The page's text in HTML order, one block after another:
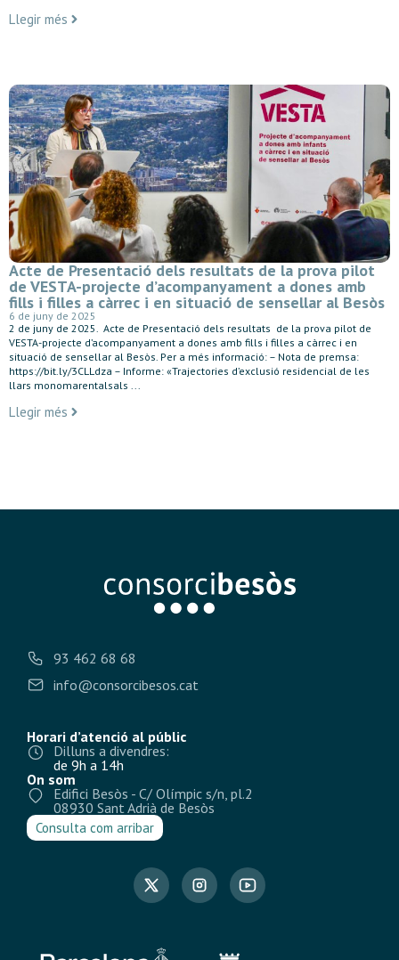
Llegir més
Acte de Presentació dels resultats de la prova pilot
de VESTA-projecte d’acompanyament a dones amb
fills i filles a càrrec i en situació de sensellar al Besòs
6 de juny de 2025
2 de juny de 2025. Acte de Presentació dels resultats de la prova pilot de
VESTA-projecte d’acompanyament a dones amb fills i filles a càrrec i en
situació de sensellar al Besòs. Per a més informació: – Nota de premsa:
https://bit.ly/3CLLdza – Informe: «Trajectories d’exclusió residencial de les
llars monomarentalsals ...
Llegir més
93 462 68 68
info@consorcibesos.cat
Horari d’atenció al públic
Dilluns a divendres:
de 9h a 14h
On som
Edifici Besòs - C/ Olímpic s/n, pl.2
08930 Sant Adrià de Besòs
Consulta com arribar